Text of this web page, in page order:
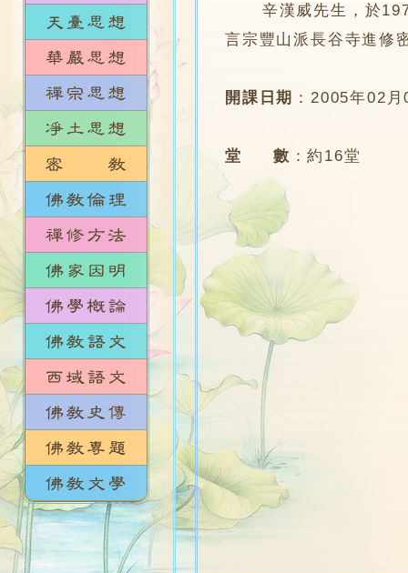
辛漢威先生，於1973
言宗豐山派長谷寺進修
開課日期 ：2005年02月
堂 數 ：約16堂